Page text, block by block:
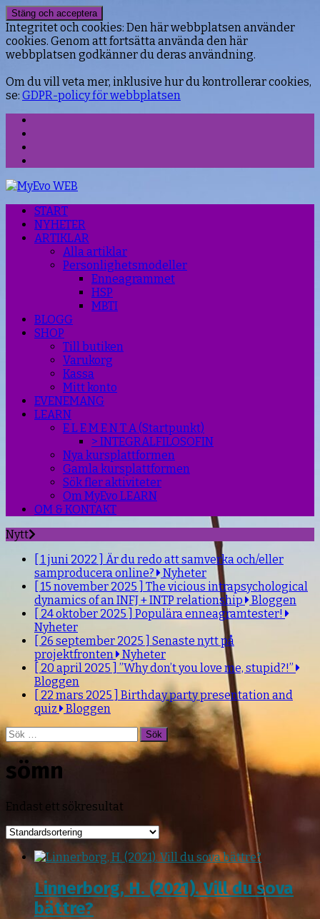
Integritet och cookies: Den här webbplatsen använder
cookies. Genom att fortsätta använda den här
webbplatsen godkänner du deras användning.
Om du vill veta mer, inklusive hur du kontrollerar cookies,
se: GDPR-policy för webbplatsen
START
NYHETER
ARTIKLAR
Alla artiklar
Personlighetsmodeller
Enneagrammet
HSP
MBTI
BLOGG
SHOP
Till butiken
Varukorg
Kassa
Mitt konto
EVENEMANG
LEARN
E L E M E N T A (Startpunkt)
> INTEGRALFILOSOFIN
Nya kursplattformen
Gamla kursplattformen
Sök fler aktiviteter
Om MyEvo LEARN
OM & KONTAKT
Nytt
[ 1 juni 2022 ] Är du redo att samverka och/eller
samproducera online?
Nyheter
[ 15 november 2025 ] The vicious intrapsychological
dynamics of an INFJ + INTP relationship
Bloggen
[ 24 oktober 2025 ] Populära enneagramtester!
Nyheter
[ 26 september 2025 ] Senaste nytt på
projektfronten
Nyheter
[ 20 april 2025 ] ”Why don’t you love me, stupid?!”
Bloggen
[ 22 mars 2025 ] Birthday party presentation and
quiz
Bloggen
Sök
efter:
sömn
Endast ett sökresultat
Linnerborg, H. (2021). Vill du sova
bättre?